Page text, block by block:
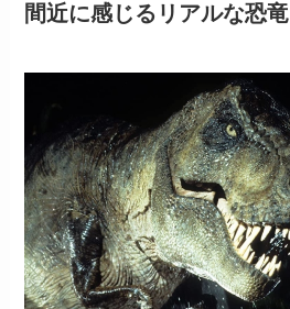
間近に感じるリアルな恐竜